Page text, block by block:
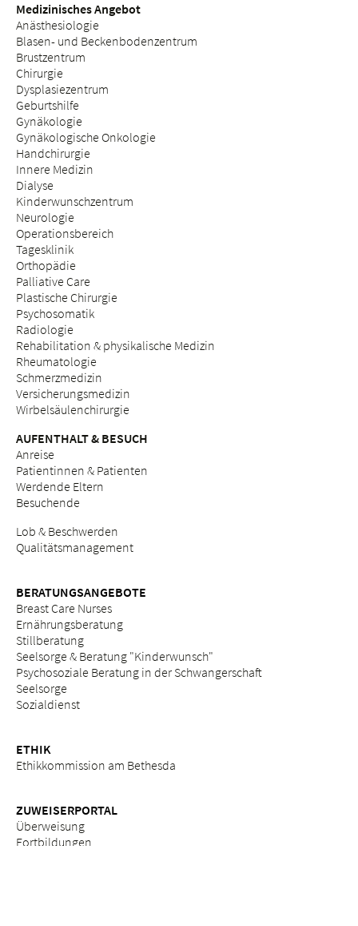
Medizinisches Angebot
Anästhesiologie
Blasen- und Beckenbodenzentrum
Brustzentrum
Chirurgie
Dysplasiezentrum
Geburtshilfe
Gynäkologie
Gynäkologische Onkologie
Handchirurgie
Innere Medizin
Dialyse
Kinderwunschzentrum
Neurologie
Operationsbereich
Tagesklinik
Orthopädie
Palliative Care
Plastische Chirurgie
Psychosomatik
Radiologie
Rehabilitation & physikalische Medizin
Rheumatologie
Schmerzmedizin
Versicherungsmedizin
Wirbelsäulenchirurgie
AUFENTHALT & BESUCH
Anreise
Patientinnen & Patienten
Werdende Eltern
Besuchende
Lob & Beschwerden
Qualitätsmanagement
BERATUNGSANGEBOTE
Breast Care Nurses
Ernährungsberatung
Stillberatung
Seelsorge & Beratung "Kinderwunsch"
Psychosoziale Beratung in der Schwangerschaft
Seelsorge
Sozialdienst
ETHIK
Ethikkommission am Bethesda
ZUWEISERPORTAL
Überweisung
Fortbildungen